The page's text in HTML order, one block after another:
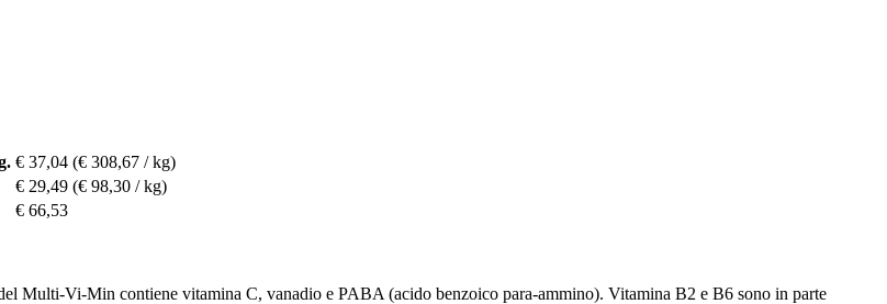
€ 37,04 (€ 308,67 / kg)
€ 29,49 (€ 98,30 / kg)
€ 66,53
Multi-Vi-Min contiene vitamina C, vanadio e PABA (acido benzoico para-ammino). Vitamina B2 e B6 sono in parte